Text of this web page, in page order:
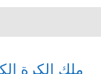
ملك الكرة